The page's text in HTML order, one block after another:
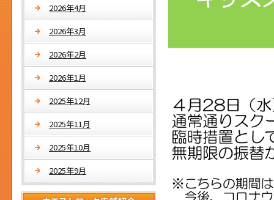
2026年4月
2026年3月
2026年2月
2026年1月
2025年12月
2025年11月
2025年10月
2025年9月